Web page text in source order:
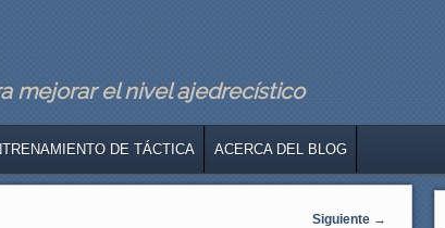
mejorar el nivel ajedrecístico
DE TÁCTICA ACERCA DEL BLOG
Siguiente →